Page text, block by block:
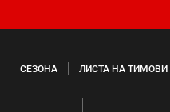
СЕЗОНА ЛИСТА НА ТИМОВИ